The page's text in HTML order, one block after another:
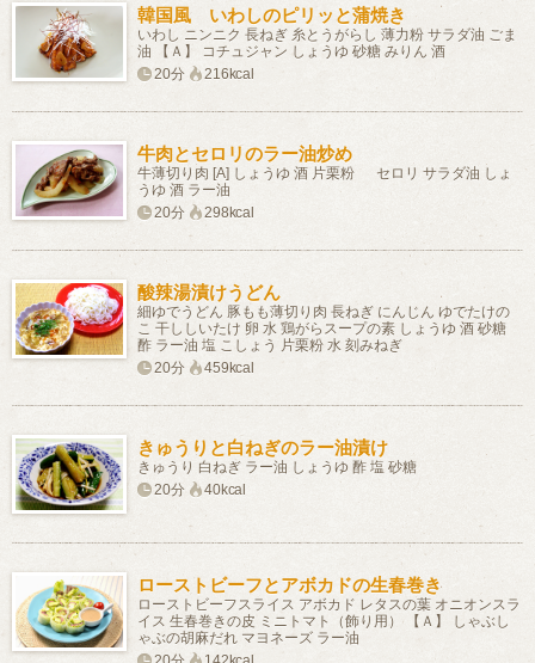
韓国風 いわしのピリッと蒲焼き
いわし ニンニク 長ねぎ 糸とうがらし 薄力粉 サラダ油 ごま
油 【Ａ】 コチュジャン しょうゆ 砂糖 みりん 酒
20分
216kcal
牛肉とセロリのラー油炒め
牛薄切り肉 [A] しょうゆ 酒 片栗粉 セロリ サラダ油 しょ
うゆ 酒 ラー油
20分
298kcal
酸辣湯漬けうどん
細ゆでうどん 豚もも薄切り肉 長ねぎ にんじん ゆでたけの
こ 干ししいたけ 卵 水 鶏がらスープの素 しょうゆ 酒 砂糖
酢 ラー油 塩 こしょう 片栗粉 水 刻みねぎ
20分
459kcal
きゅうりと白ねぎのラー油漬け
きゅうり 白ねぎ ラー油 しょうゆ 酢 塩 砂糖
20分
40kcal
ローストビーフとアボカドの生春巻き
ローストビーフスライス アボカド レタスの葉 オニオンスラ
イス 生春巻きの皮 ミニトマト（飾り用） 【Ａ】 しゃぶし
ゃぶの胡麻だれ マヨネーズ ラー油